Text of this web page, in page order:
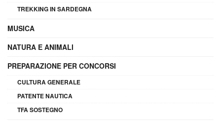
TREKKING IN SARDEGNA
MUSICA
NATURA E ANIMALI
PREPARAZIONE PER CONCORSI
CULTURA GENERALE
PATENTE NAUTICA
TFA SOSTEGNO